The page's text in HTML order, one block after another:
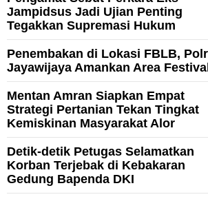
Jampidsus Jadi Ujian Penting
Tegakkan Supremasi Hukum
Penembakan di Lokasi FBLB,
Jayawijaya Amankan Area Festival
Mentan Amran Siapkan Empat
Strategi Pertanian Tekan Tingkat
Kemiskinan Masyarakat Alor
Detik-detik Petugas Selamatkan
Korban Terjebak di Kebakaran
Gedung Bapenda DKI